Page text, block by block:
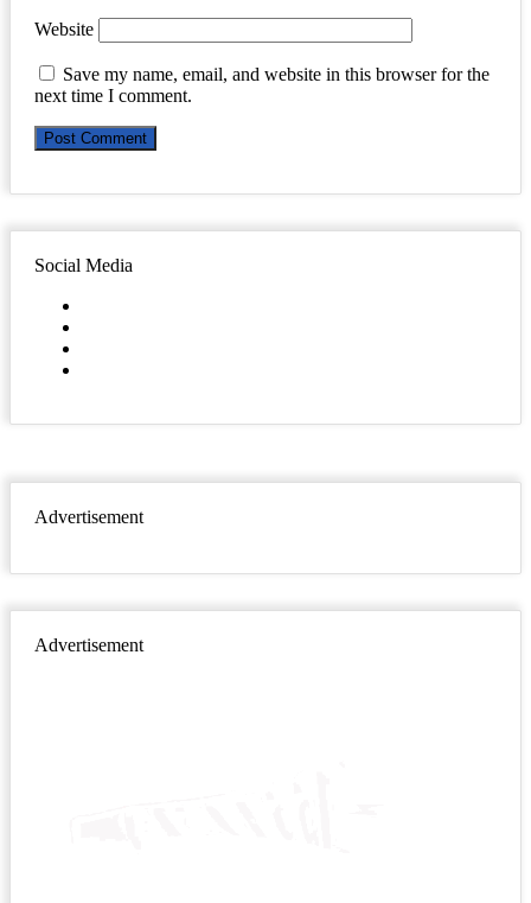
Website
Save my name, email, and website in this browser for the
next time I comment.
Social Media
Advertisement
Advertisement